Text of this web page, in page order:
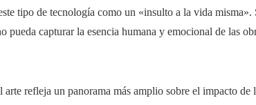
tipo de tecnología como un «insulto a la vida misma».
pueda capturar la esencia humana y emocional de las
refleja un panorama más amplio sobre el impacto de